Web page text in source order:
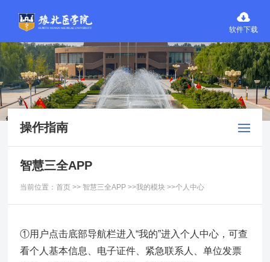
软件下载
操作指南
智慧三全APP
当前位置：首页 >> 智慧三全APP >>我的模块 >>个人中心
①用户点击底部导航栏进入“我的”进入个人中心，可查
看个人基本信息、电子证件、紧急联系人、单位发票